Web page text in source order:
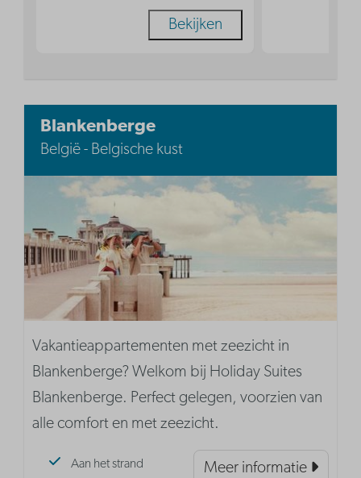
Bekijken
Blankenberge
België - Belgische kust
Vakantieappartementen met zeezicht in
Blankenberge? Welkom bij Holiday Suites
Blankenberge. Perfect gelegen, voorzien van
alle comfort en met zeezicht.
Aan het strand Meer informatie